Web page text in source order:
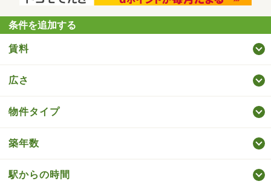
条件を追加する
賃料
広さ
物件タイプ
築年数
駅からの時間